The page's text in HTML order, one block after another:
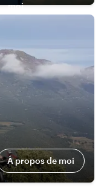
moi
À propos de moi